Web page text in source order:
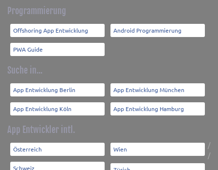
Programmierung
Offshoring App Entwicklung Android Programmierung
PWA Guide
Suche in...
App Entwicklung Berlin App Entwicklung München
App Entwicklung Köln App Entwicklung Hamburg
App Entwickler intl.
Österreich /
Wien
Schweiz
/